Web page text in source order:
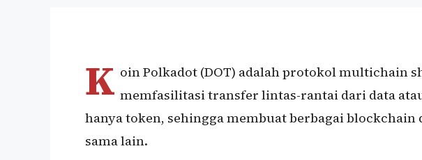
K oin Polkadot (DOT) adalah protokol multichain
memfasilitasi transfer lintas-rantai dari data
hanya token, sehingga membuat berbagai blockchain
sama lain.